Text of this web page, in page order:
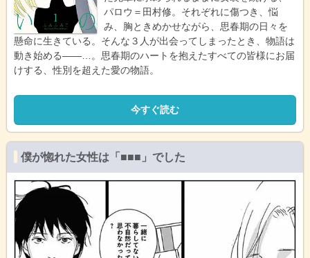
パロウ＝田村修。それぞれに傷つき、悩
み、胸ときめかせながら、思春期の日々を
懸命に生きている。そんな３人が出会ってしまったとき、物語は
動き始める――…。思春期のハートを抱えたすべての皆様にお届
けする、性別を超えた愛の物語。
今すぐ読む
僕が惚れた女性は「■■■」でした